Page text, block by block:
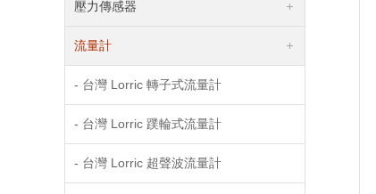
壓力傳感器
流量計
- 台灣 Lorric 轉子式流量計
- 台灣 Lorric 蹼輪式流量計
- 台灣 Lorric 超聲波流量計